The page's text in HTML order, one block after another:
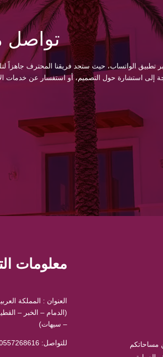
تواصل
تطبيق الواتساب، حيث ستجد فريقنا المحترف جاهزاً
استشارة حول التصميم، أو استفسار عن خدمات
معلومات
العنوان : المملكة
(الدمام – الخبر –
– سيهات)
للتواصل: ⁦
مساحاتكم